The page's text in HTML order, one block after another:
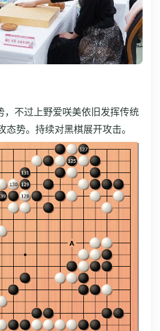
，不过上野爱咲美依旧发挥传统
态势。持续对黑棋展开攻击。